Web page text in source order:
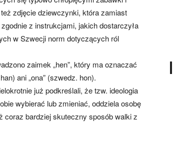
zdjęcie dziewczynki, która zamiast
z instrukcjami, jakich dostarczyła
w Szwecji norm dotyczących ról
zaimek „hen”, który ma oznaczać
ani „ona” (szwedz. hon).
już podkreślali, że tzw. ideologia
wybierać lub zmieniać, oddziela osobę
coraz bardziej skuteczny sposób walki z